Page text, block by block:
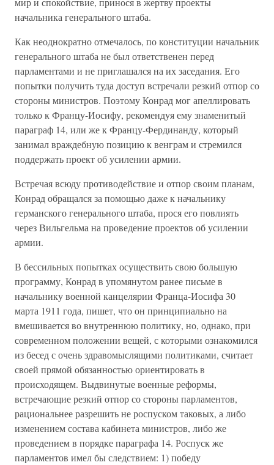
начальника генерального штаба.
Как неоднократно отмечалось, по конституции начальник
генерального штаба не был ответственен перед
парламентами и не приглашался на их заседания. Его
попытки получить туда доступ встречали резкий отпор со
стороны министров. Поэтому Конрад мог апеллировать
только к Францу-Иосифу, рекомендуя ему знаменитый
параграф 14, или же к Францу-Фердинанду, который
занимал враждебную позицию к венграм и стремился
поддержать проект об усилении армии.
Встречая всюду противодействие и отпор своим планам,
Конрад обращался за помощью даже к начальнику
германского генерального штаба, прося его повлиять
через Вильгельма на проведение проектов об усилении
армии.
В бессильных попытках осуществить свою большую
программу, Конрад в упомянутом ранее письме в
начальнику военной канцелярии Франца-Иосифа 30
марта 1911 года, пишет, что он принципиально на
вмешивается во внутреннюю политику, но, однако, при
современном положении вещей, с которыми ознакомился
из бесед с очень здравомыслящими политиками, считает
своей прямой обязанностью ориентировать в
происходящем. Выдвинутые военные реформы,
встречающие резкий отпор со стороны парламентов,
рациональнее разрешить не роспуском таковых, а либо
изменением состава кабинета министров, либо же
проведением в порядке параграфа 14. Роспуск же
парламентов имел бы следствием: 1) победу